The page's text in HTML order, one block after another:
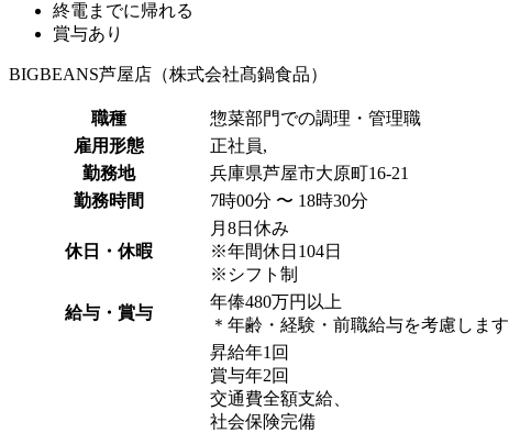
終電までに帰れる
賞与あり
BIGBEANS芦屋店（株式会社髙鍋食品）
職種
惣菜部門での調理・管理職
雇用形態
正社員,
勤務地
兵庫県芦屋市大原町16-21
勤務時間
7時00分 〜 18時30分
休日・休暇
月8日休み
※年間休日104日
※シフト制
給与・賞与
年俸480万円以上
＊年齢・経験・前職給与を考慮します
昇給年1回
賞与年2回
交通費全額支給、
社会保険完備